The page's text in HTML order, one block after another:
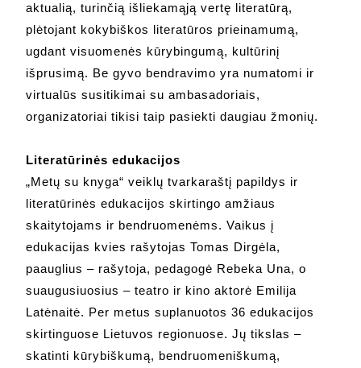
aktualią, turinčią išliekamąją vertę literatūrą,
plėtojant kokybiškos literatūros prieinamumą,
ugdant visuomenės kūrybingumą, kultūrinį
išprusimą. Be gyvo bendravimo yra numatomi ir
virtualūs susitikimai su ambasadoriais,
organizatoriai tikisi taip pasiekti daugiau žmonių.
Literatūrinės edukacijos
„Metų su knyga“ veiklų tvarkaraštį papildys ir
literatūrinės edukacijos skirtingo amžiaus
skaitytojams ir bendruomenėms. Vaikus į
edukacijas kvies rašytojas Tomas Dirgėla,
paauglius – rašytoja, pedagogė Rebeka Una, o
suaugusiuosius – teatro ir kino aktorė Emilija
Latėnaitė. Per metus suplanuotos 36 edukacijos
skirtinguose Lietuvos regionuose. Jų tikslas –
skatinti kūrybiškumą, bendruomeniškumą,